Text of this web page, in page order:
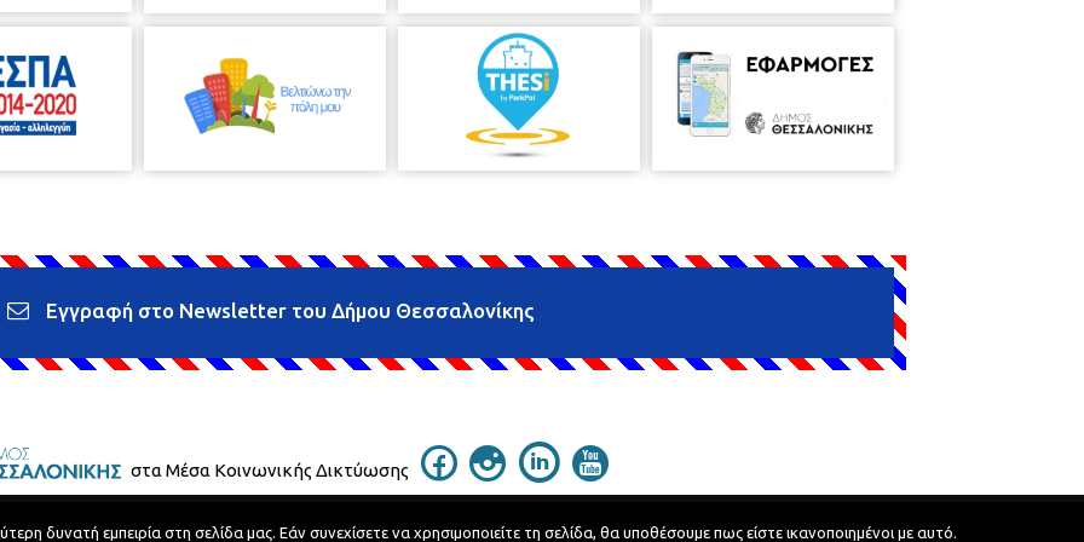
Εγγραφή στο Newsletter του Δήμου Θεσσαλονίκης
στα Μέσα Κοινωνικής Δικτύωσης
δυνατή εμπειρία στη σελίδα μας. Εάν συνεχίσετε να χρησιμοποιείτε τη σελίδα, θα υποθέσουμε πως είστε ικανοποιημένοι με αυτό.